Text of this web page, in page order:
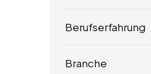
Berufserfahrung
Branche